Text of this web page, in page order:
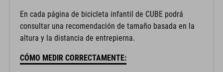
En cada página de bicicleta infantil de CUBE podrá
consultar una recomendación de tamaño basada en la
altura y la distancia de entrepierna.
CÓMO MEDIR CORRECTAMENTE: